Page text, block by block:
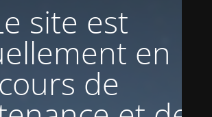
site est
en
cours de